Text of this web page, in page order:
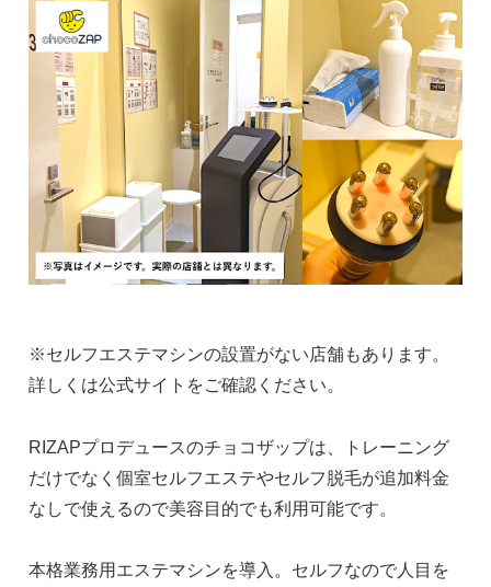
※セルフエステマシンの設置がない店舗もあります。
詳しくは公式サイトをご確認ください。
RIZAPプロデュースのチョコザップは、トレーニング
だけでなく個室セルフエステやセルフ脱毛が追加料金
なしで使えるので美容目的でも利用可能です。
本格業務用エステマシンを導入。セルフなので人目を